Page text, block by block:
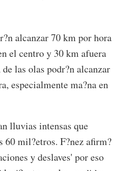
alcanzar 70 km por hora
el centro y 30 km afuera
las olas podr?n alcanzar
especialmente ma?na en
lluvias intensas que
60 mil?etros. F?nez afirm?
y deslaves' por eso